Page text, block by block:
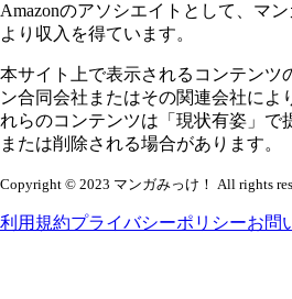
Amazonのアソシエイトとして、マ
より収入を得ています。
本サイト上で表示されるコンテンツ
ン合同会社またはその関連会社によ
れらのコンテンツは「現状有姿」で
または削除される場合があります。
Copyright © 2023 マンガみっけ！ All rights
利用規約プライバシーポリシーお問